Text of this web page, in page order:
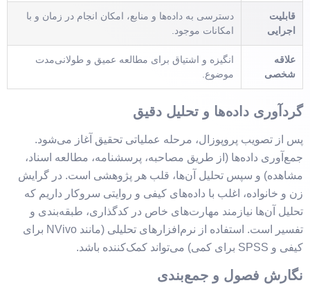
قابلیت
اجرایی
دسترسی به داده‌ها و منابع، امکان انجام در زمان و با
امکانات موجود.
علاقه
شخصی
انگیزه و اشتیاق برای مطالعه عمیق و طولانی‌مدت
موضوع.
گردآوری داده‌ها و تحلیل دقیق
پس از تصویب پروپوزال، مرحله عملیاتی تحقیق آغاز می‌شود.
جمع‌آوری داده‌ها (از طریق مصاحبه، پرسشنامه، مطالعه اسناد،
مشاهده) و سپس تحلیل آن‌ها، قلب هر پژوهشی است. در گرایش
زن و خانواده، اغلب با داده‌های کیفی و روایتی سروکار داریم که
تحلیل آن‌ها نیازمند مهارت‌های خاص در کدگذاری، طبقه‌بندی و
تفسیر است. استفاده از نرم‌افزارهای تحلیلی (مانند NVivo برای
کیفی و SPSS برای کمی) می‌تواند کمک‌کننده باشد.
نگارش فصول و جمع‌بندی